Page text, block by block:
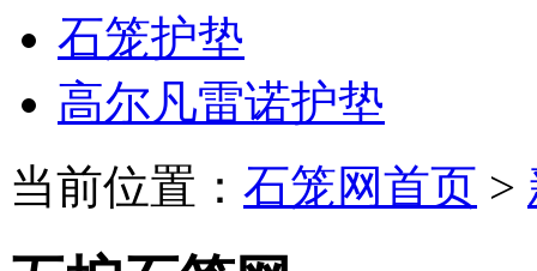
石笼护垫
高尔凡雷诺护垫
当前位置： 石笼网首页 >